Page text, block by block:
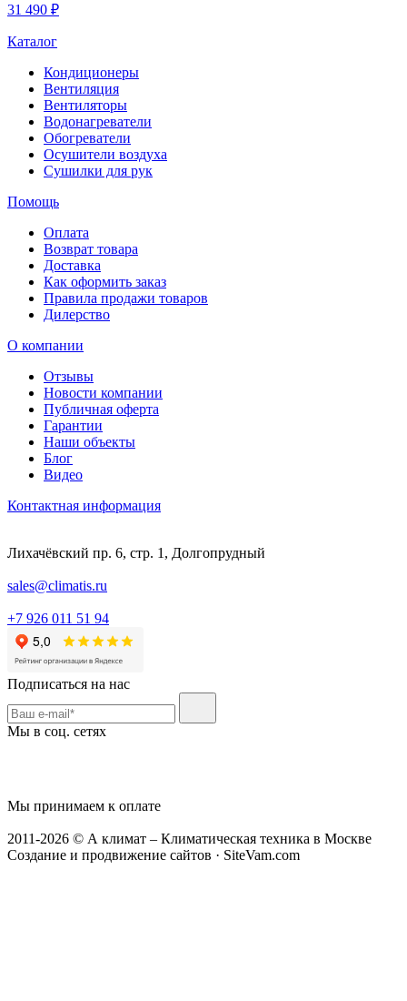
31 490 ₽
Каталог
Кондиционеры
Вентиляция
Вентиляторы
Водонагреватели
Обогреватели
Осушители воздуха
Сушилки для рук
Помощь
Оплата
Возврат товара
Доставка
Как оформить заказ
Правила продажи товаров
Дилерство
О компании
Отзывы
Новости компании
Публичная оферта
Гарантии
Наши объекты
Блог
Видео
Контактная информация
Лихачёвский пр. 6, стр. 1, Долгопрудный
sales@climatis.ru
+7 926 011 51 94
Подписаться на нас
Мы в соц. сетях
Мы принимаем к оплате
2011-2026 © А климат – Климатическая техника в Москве
Создание и продвижение сайтов · SiteVam.com